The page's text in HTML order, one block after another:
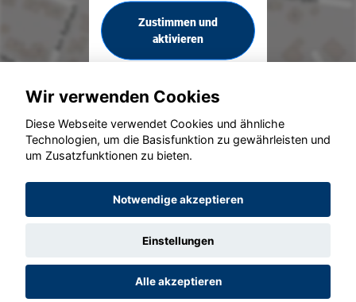
Zustimmen und
aktivieren
© konjunkturmotor.de GmbH 2020 - 2026
Wir verwenden Cookies
Diese Webseite verwendet Cookies und ähnliche
Technologien, um die Basisfunktion zu gewährleisten und
um Zusatzfunktionen zu bieten.
Notwendige akzeptieren
Einstellungen
Alle akzeptieren